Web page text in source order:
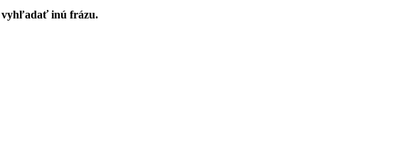
vyhľadať inú frázu.